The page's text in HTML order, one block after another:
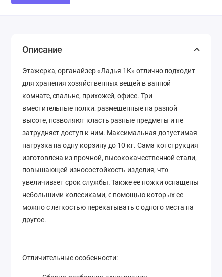
Описание
Этажерка, органайзер «Ладья 1К» отлично подходит
для хранения хозяйственных вещей в ванной
комнате, спальне, прихожей, офисе. Три
вместительные полки, размещенные на разной
высоте, позволяют класть разные предметы и не
затрудняет доступ к ним. Максимальная допустимая
нагрузка на одну корзину до 10 кг. Сама конструкция
изготовлена из прочной, высококачественной стали,
повышающей износостойкость изделия, что
увеличивает срок службы. Также ее ножки оснащены
небольшими колесиками, с помощью которых ее
можно с легкостью перекатывать с одного места на
другое.
Отличительные особенности: